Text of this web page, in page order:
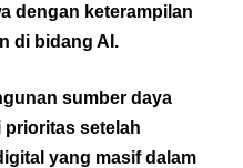
dengan keterampilan
di bidang AI.
sumber daya
prioritas setelah
yang masif dalam